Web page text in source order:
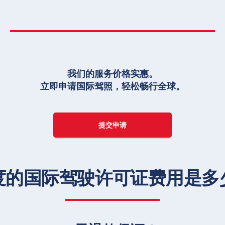
我们的服务价格实惠。
立即申请国际驾照，轻松畅行全球。
提交申请
的国际驾驶许可证费用是多